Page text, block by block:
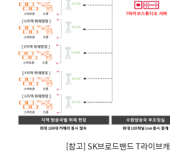
[참고] SK브로드밴드 T라이브